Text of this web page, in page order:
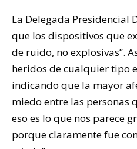
La Delegada Presidencial
que los dispositivos que
de ruido, no explosivas”.
heridos de cualquier tipo
indicando que la mayor
miedo entre las personas
eso es lo que nos parece
porque claramente fue